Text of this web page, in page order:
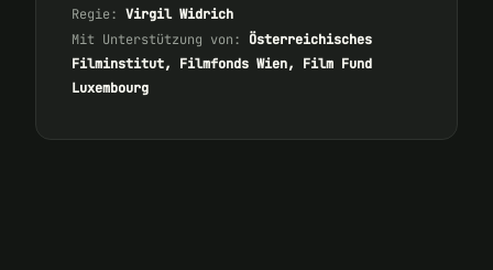
Regie: Virgil Widrich
Mit Unterstützung von:
Österreichisches
Filminstitut, Filmfonds Wien, Film Fund
Luxembourg